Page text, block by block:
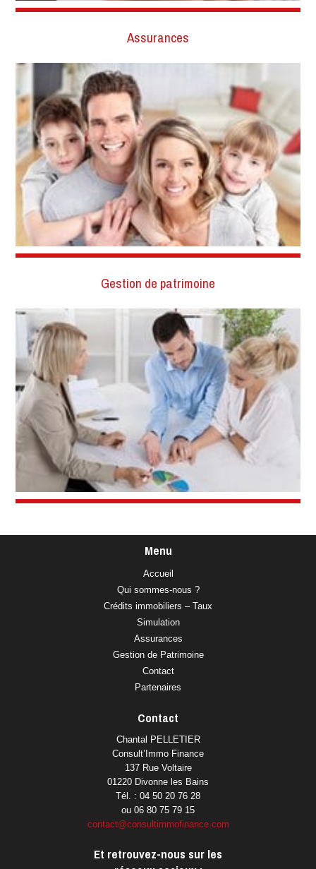
Assurances
Gestion de patrimoine
Menu
Accueil
Qui sommes-nous ?
Crédits immobiliers – Taux
Simulation
Assurances
Gestion de Patrimoine
Contact
Partenaires
Contact
Chantal PELLETIER
Consult’Immo Finance
137 Rue Voltaire
01220 Divonne les Bains
Tél. : 04 50 20 76 28
ou 06 80 75 79 15
contact@consultimmofinance.com
Et retrouvez-nous sur les